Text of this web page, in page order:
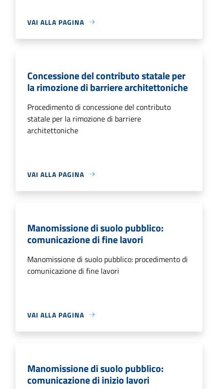
VAI ALLA PAGINA
Concessione del contributo statale per
la rimozione di barriere architettoniche
Procedimento di concessione del contributo
statale per la rimozione di barriere
architettoniche
VAI ALLA PAGINA
Manomissione di suolo pubblico:
comunicazione di fine lavori
Manomissione di suolo pubblico: procedimento di
comunicazione di fine lavori
VAI ALLA PAGINA
Manomissione di suolo pubblico:
comunicazione di inizio lavori